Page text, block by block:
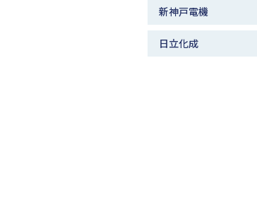
新神⼾電機
日立化成